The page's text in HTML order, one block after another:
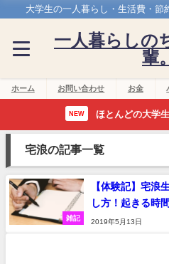
大学生の一人暮らし・生活費・節
一人暮らしの
輩。
ホーム お問い合わせ お金
NEW ほとんどの大学
宅浪の記事一覧
雑記
【体験記】宅浪
し方！起きる時
2019年5月13日